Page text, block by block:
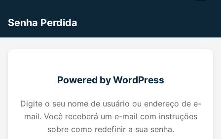
Senha Perdida
Powered by WordPress
Digite o seu nome de usuário ou endereço de e-
mail. Você receberá um e-mail com instruções
sobre como redefinir a sua senha.